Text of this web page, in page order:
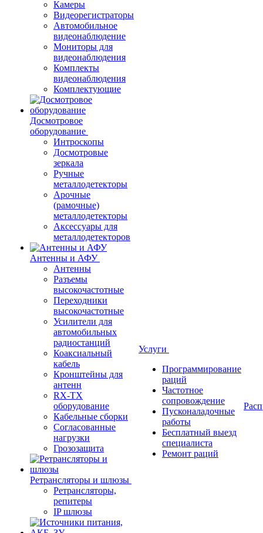
Камеры
Видеорегистраторы
Автомобильное
видеонаблюдение
Мониторы для
видеонаблюдения
Комплекты
видеонаблюдения
Комплектующие
Досмотровое
оборудование
Интроскопы
Досмотровые
зеркала
Ручные
металлодетекторы
Арочные
(рамочные)
металлодетекторы
Аксессуары для
металлодетекторов
Антенны и АФУ
Антенны
Разъемы
высокочастотные
Переходники
высокочастотные
Усилители для
автомобильных
радиостанций
Коаксиальный
кабель
Кронштейны для
антенн
RX-TX
оборудование
Кабельные сборки
Согласованные
нагрузки
Грозозащита
Ретрансляторы и шлюзы
Ретрансляторы,
репитеры
IP шлюзы
Услуги
Программирование
раций
Частотное
сопровождение
Пусконаладочные
работы
Бесплатный выезд
специалиста
Ремонт раций